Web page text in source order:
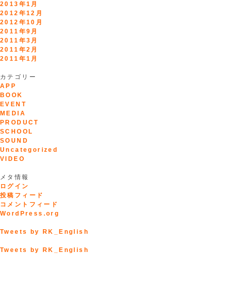
2013年1月
2012年12月
2012年10月
2011年9月
2011年3月
2011年2月
2011年1月
カテゴリー
APP
BOOK
EVENT
MEDIA
PRODUCT
SCHOOL
SOUND
Uncategorized
VIDEO
メタ情報
ログイン
投稿フィード
コメントフィード
WordPress.org
Tweets by RK_English
Tweets by RK_English